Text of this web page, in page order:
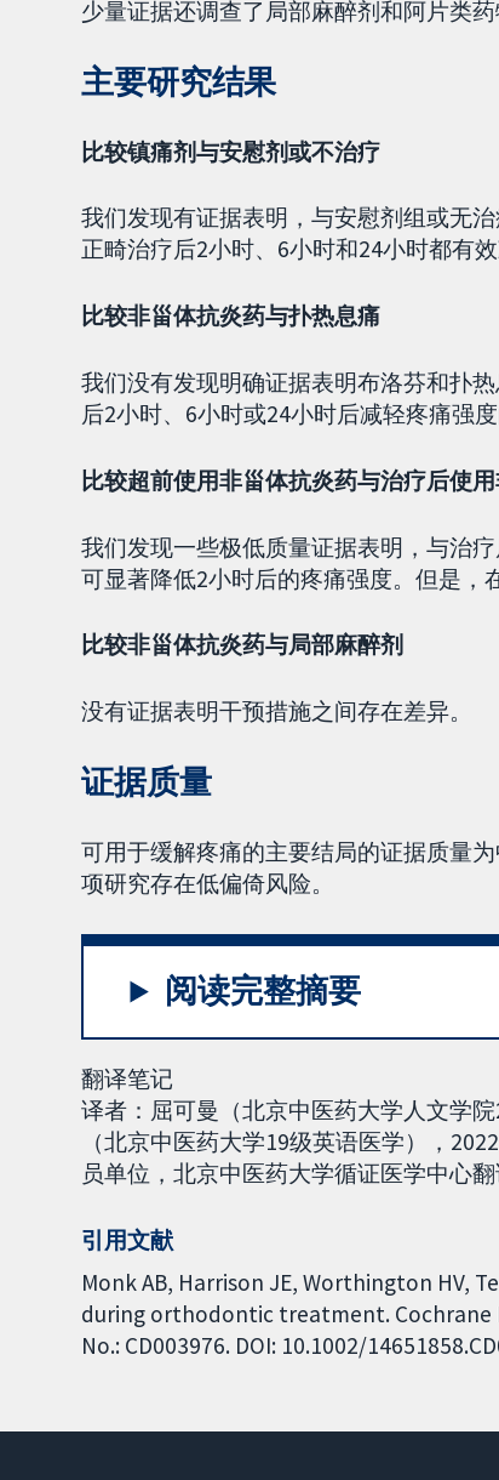
少量证据还调查了局部麻醉剂和阿片类药
主要研究结果
比较镇痛剂与安慰剂或不治疗
我们发现有证据表明，与安慰剂组或无
正畸治疗后2小时、6小时和24小时都有效
比较非甾体抗炎药与扑热息痛
我们没有发现明确证据表明布洛芬和扑
后2小时、6小时或24小时后减轻疼痛强度
比较超前使用非甾体抗炎药与治疗后使
我们发现一些极低质量证据表明，与治
可显著降低2小时后的疼痛强度。但是，
比较非甾体抗炎药与局部麻醉剂
没有证据表明干预措施之间存在差异。
证据质量
可用于缓解疼痛的主要结局的证据质量
项研究存在低偏倚风险。
阅读完整摘要
翻译笔记
译者：屈可曼（北京中医药大学人文学
（北京中医药大学19级英语医学），
员单位，北京中医药大学循证医学中心
引用文献
Monk AB, Harrison JE, Worthington HV,
during orthodontic treatment. Cochrane
No.: CD003976. DOI: 10.1002/